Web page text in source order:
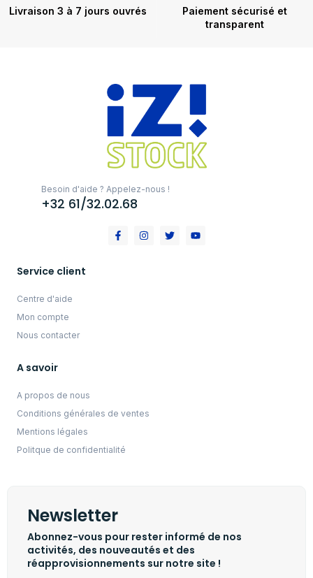
Livraison 3 à 7 jours ouvrés
Paiement sécurisé et
transparent
Besoin d'aide ? Appelez-nous !
+32 61/32.02.68
Service client
Centre d'aide
Mon compte
Nous contacter
A savoir
A propos de nous
Conditions générales de ventes
Mentions légales
Politque de confidentialité
Newsletter
Abonnez-vous pour rester informé de nos
activités, des nouveautés et des
réapprovisionnements sur notre site !